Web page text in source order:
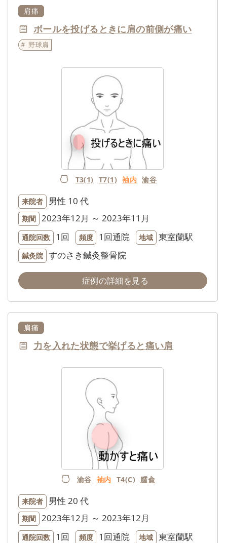
肩痛
ボールを投げるときに肩の前側が痛い
野球肩
T3(1) T7(1) 袖内 渝谷
来院者 男性 10 代
期間 2023年12月 ～ 2023年11月
通院回数 1回 頻度 1回通院 地域 東室蘭駅
鍼灸院 すのさき鍼灸整骨院
症例の詳細を見る
肩痛
力を入れた状態で挙げると痛い肩
渝谷 袖内 T4(C) 臑兪
来院者 男性 20 代
期間 2023年12月 ～ 2023年12月
通院回数 1回 頻度 1回通院 地域 東室蘭駅